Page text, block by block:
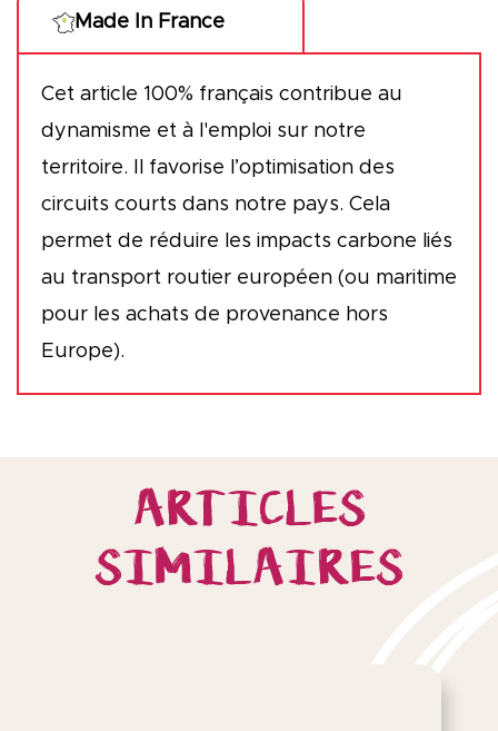
Made In France
Cet article 100% français contribue au
dynamisme et à l'emploi sur notre
territoire. Il favorise l’optimisation des
circuits courts dans notre pays. Cela
permet de réduire les impacts carbone liés
au transport routier européen (ou maritime
pour les achats de provenance hors
Europe).
ARTICLES
SIMILAIRES